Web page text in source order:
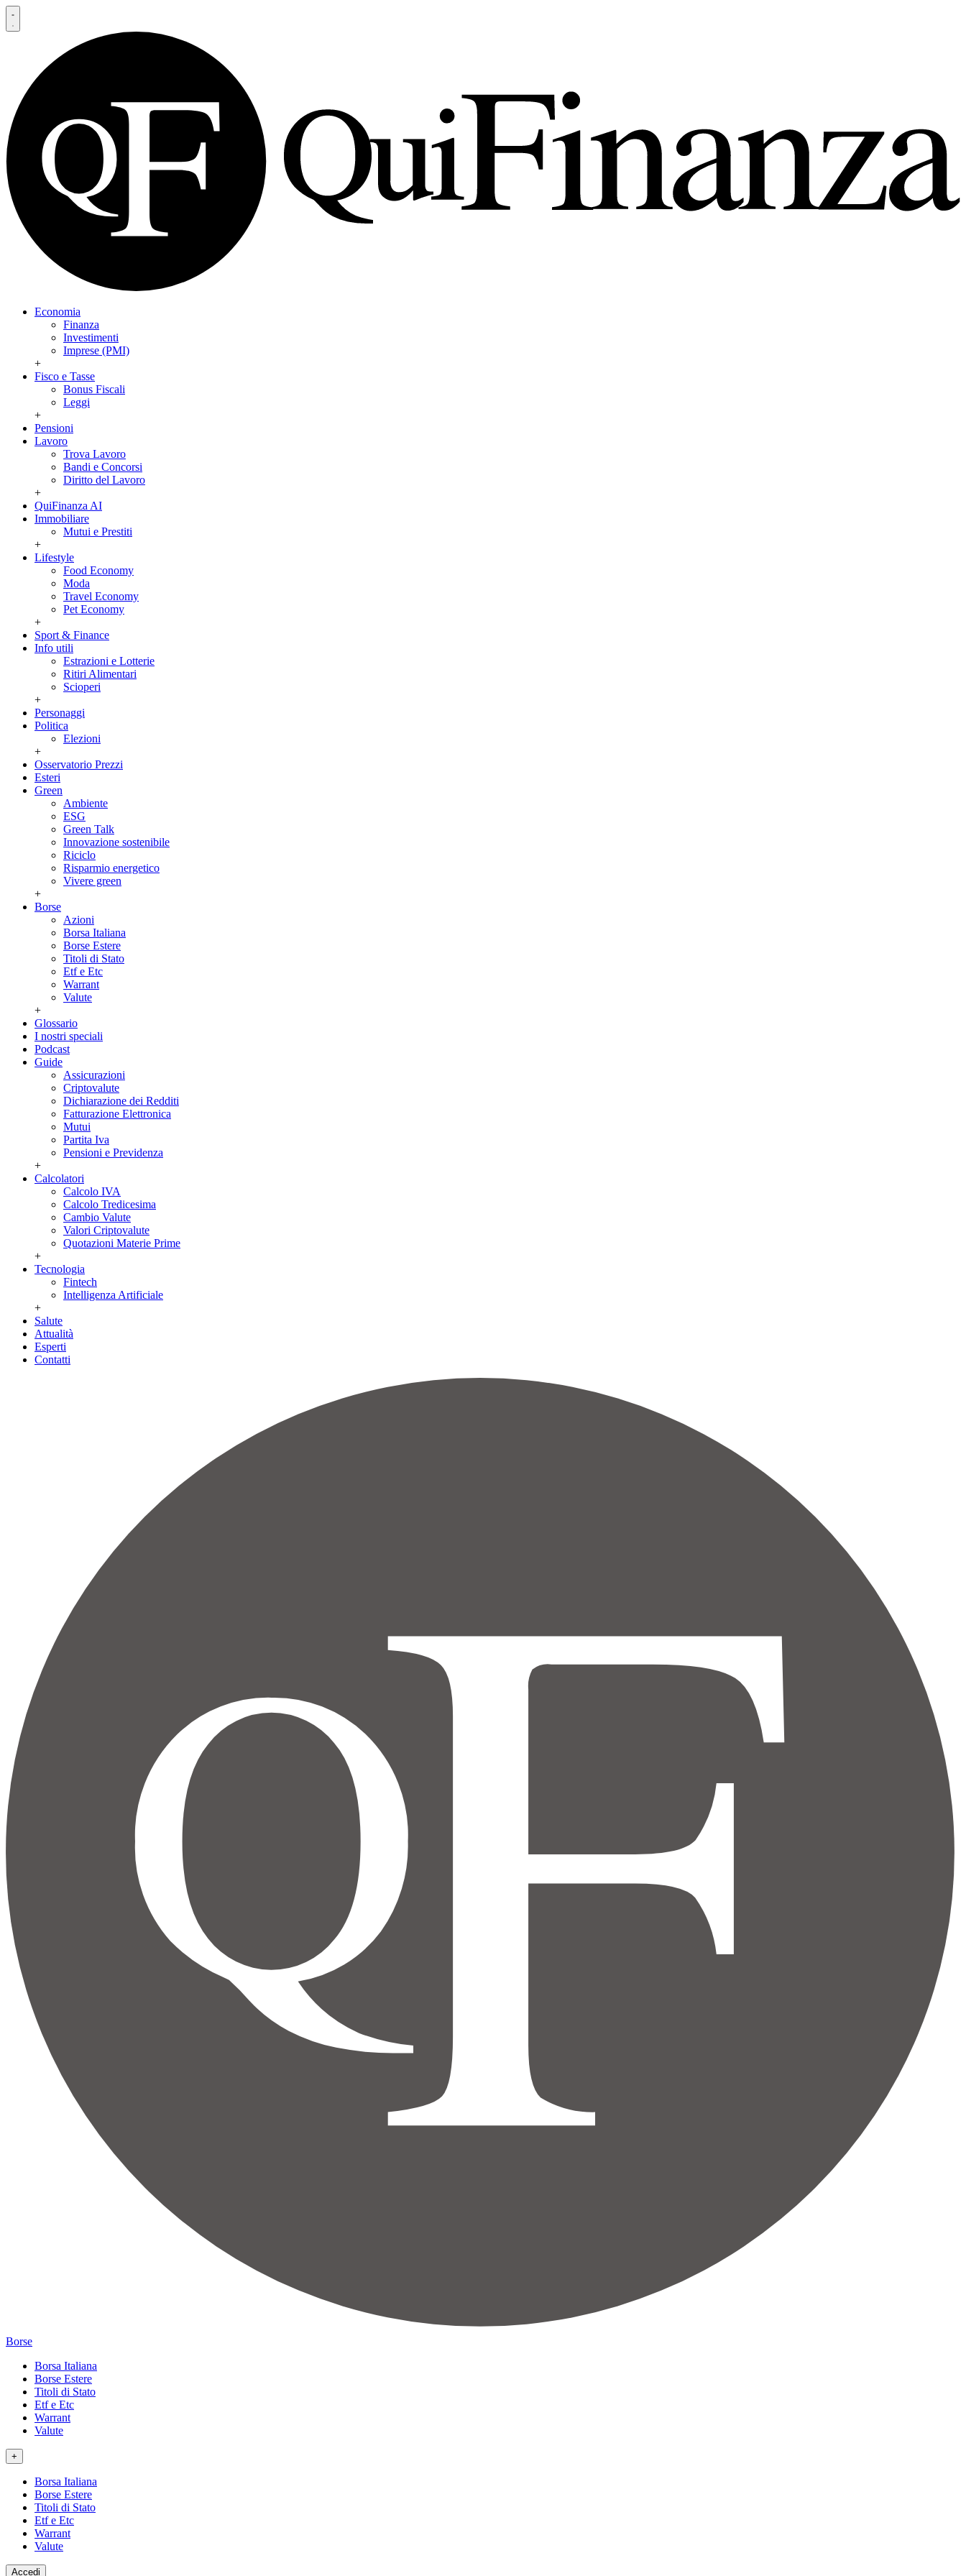
Economia
Finanza
Investimenti
Imprese (PMI)
+
Fisco e Tasse
Bonus Fiscali
Leggi
+
Pensioni
Lavoro
Trova Lavoro
Bandi e Concorsi
Diritto del Lavoro
+
QuiFinanza AI
Immobiliare
Mutui e Prestiti
+
Lifestyle
Food Economy
Moda
Travel Economy
Pet Economy
+
Sport & Finance
Info utili
Estrazioni e Lotterie
Ritiri Alimentari
Scioperi
+
Personaggi
Politica
Elezioni
+
Osservatorio Prezzi
Esteri
Green
Ambiente
ESG
Green Talk
Innovazione sostenibile
Riciclo
Risparmio energetico
Vivere green
+
Borse
Azioni
Borsa Italiana
Borse Estere
Titoli di Stato
Etf e Etc
Warrant
Valute
+
Glossario
I nostri speciali
Podcast
Guide
Assicurazioni
Criptovalute
Dichiarazione dei Redditi
Fatturazione Elettronica
Mutui
Partita Iva
Pensioni e Previdenza
+
Calcolatori
Calcolo IVA
Calcolo Tredicesima
Cambio Valute
Valori Criptovalute
Quotazioni Materie Prime
+
Tecnologia
Fintech
Intelligenza Artificiale
+
Salute
Attualità
Esperti
Contatti
Borse
Borsa Italiana
Borse Estere
Titoli di Stato
Etf e Etc
Warrant
Valute
+
Borsa Italiana
Borse Estere
Titoli di Stato
Etf e Etc
Warrant
Valute
Accedi